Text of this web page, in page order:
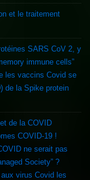
et le traitement
SARS CoV 2, y
immune cells”
les vaccins Covid se
de la Spike protein
de la COVID
COVID-19 !
ne serait pas
Society” ?
virus Covid les